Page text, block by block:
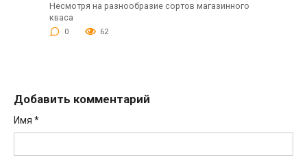
Несмотря на разнообразие сортов магазинного
кваса
0 62
Добавить комментарий
Имя *